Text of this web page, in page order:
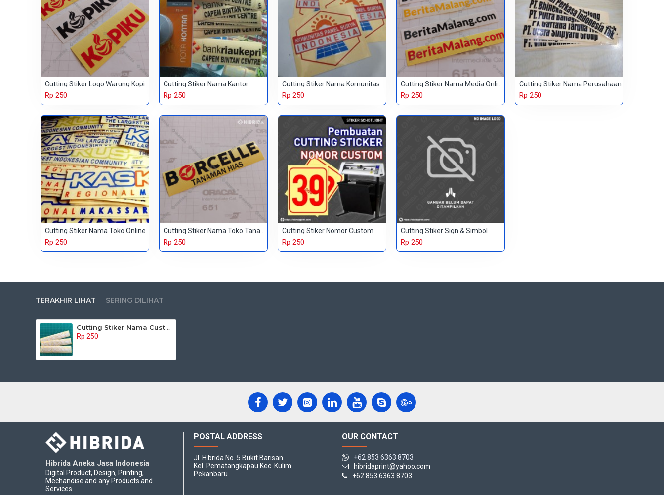
Cutting Stiker Logo Warung Kopi
Rp 250
Cutting Stiker Nama Kantor
Rp 250
Cutting Stiker Nama Komunitas
Rp 250 Rp 250
Cutting Stiker Nama Perusahaan
Rp 250
Cutting Stiker Nama Toko Online
Rp 250 Rp 250
Cutting Stiker Nomor Custom
Rp 250
Cutting Stiker Sign & Simbol
Rp 250
TERAKHIR LIHAT SERING DILIHAT
Cutting Stiker Nama Custom
Rp 250
Hibrida Aneka Jasa Indonesia
Digital Product, Design, Printing,
Mechandise and any Products and
Services
POSTAL ADDRESS
Jl. Hibrida No. 5 Bukit Barisan
Kel. Pematangkapau Kec. Kulim
Pekanbaru
OUR CONTACT
+62 853 6363 8703
hibridaprint@yahoo.com
+62 853 6363 8703